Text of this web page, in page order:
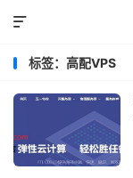

标签：高配VPS